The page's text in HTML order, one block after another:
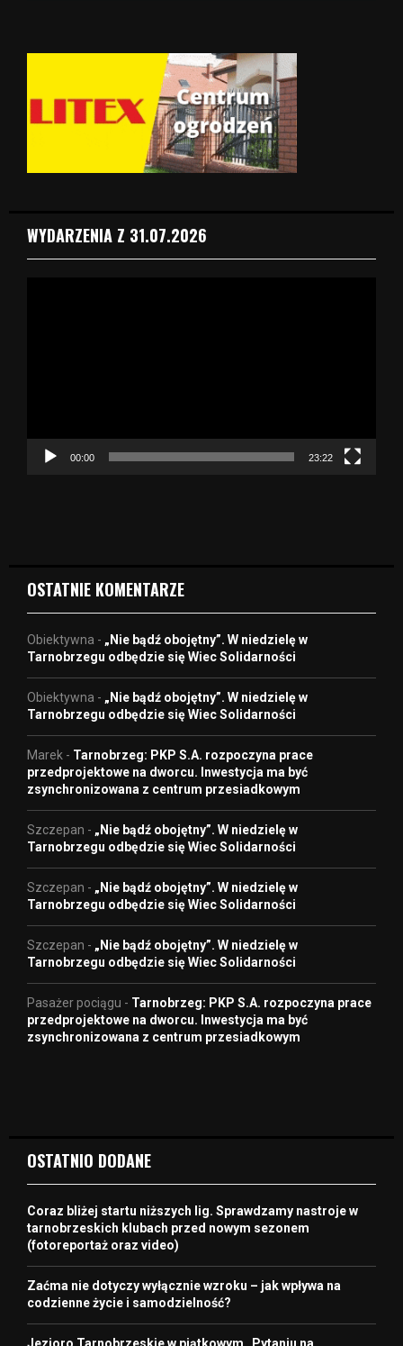
WYDARZENIA Z 31.07.2026
c
00:00 23:22
OSTATNIE KOMENTARZE
Obiektywna - „Nie bądź obojętny”. W niedzielę w
Tarnobrzegu odbędzie się Wiec Solidarności
Obiektywna - „Nie bądź obojętny”. W niedzielę w
Tarnobrzegu odbędzie się Wiec Solidarności
Marek - Tarnobrzeg: PKP S.A. rozpoczyna prace
przedprojektowe na dworcu. Inwestycja ma być
zsynchronizowana z centrum przesiadkowym
Szczepan - „Nie bądź obojętny”. W niedzielę w
Tarnobrzegu odbędzie się Wiec Solidarności
Szczepan - „Nie bądź obojętny”. W niedzielę w
Tarnobrzegu odbędzie się Wiec Solidarności
Szczepan - „Nie bądź obojętny”. W niedzielę w
Tarnobrzegu odbędzie się Wiec Solidarności
Pasażer pociągu - Tarnobrzeg: PKP S.A. rozpoczyna prace
przedprojektowe na dworcu. Inwestycja ma być
zsynchronizowana z centrum przesiadkowym
OSTATNIO DODANE
Coraz bliżej startu niższych lig. Sprawdzamy nastroje w
tarnobrzeskich klubach przed nowym sezonem
(fotoreportaż oraz video)
Zaćma nie dotyczy wyłącznie wzroku – jak wpływa na
codzienne życie i samodzielność?
Jezioro Tarnobrzeskie w piątkowym „Pytaniu na